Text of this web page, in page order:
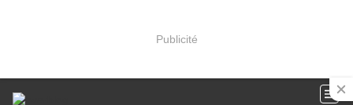
Publicité